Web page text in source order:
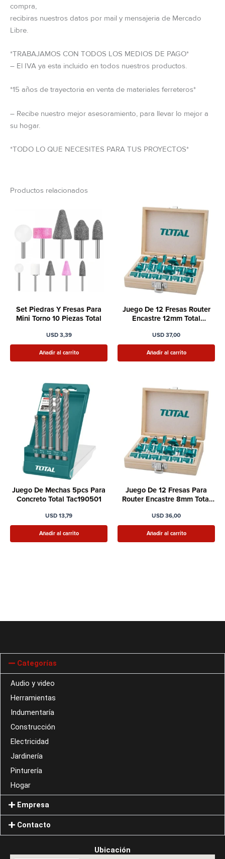
compra,
recibiras nuestros datos por mail y mensajeria de Mercado
Libre.
*TRABAJAMOS CON TODOS LOS MEDIOS DE PAGO*
– El IVA ya esta incluido en todos nuestros productos.
*15 años de trayectoria en venta de materiales ferreteros*
– Recibe nuestro mejor asesoramiento, para llevar lo mejor a
su hogar.
*TODO LO QUE NECESITES PARA TUS PROYECTOS*
Productos relacionados
Set Piedras Y Fresas Para
Mini Torno 10 Piezas Total
USD3,39
Añadir al carrito
Juego De 12 Fresas Router
Encastre 12mm Total
USD 37,00
Añadir al carrito
Juego De Mechas 5pcs Para
Concreto Total Tac190501
USD 13,79
Añadir al carrito
Juego De 12 Fresas Para
Router Encastre 8mm Total
USD 36,00
Añadir al carrito
Categorías
Audio y video
Herramientas
Indumentaría
Construcción
Electricidad
Jardinería
Pinturería
Hogar
Empresa
Contacto
Ubicación